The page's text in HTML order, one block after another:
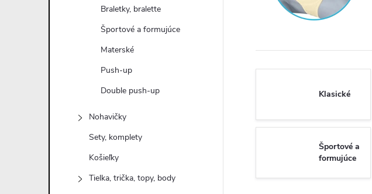
Braletky, bralette
Športové a formujúce
Materské
Push-up
Double push-up
Nohavičky
Sety, komplety
Košieľky
Tielka, trička, topy, body
Klasické
Športové a
formujúce